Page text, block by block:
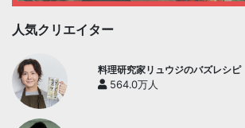
人気クリエイター
料理研究家リュウジのバズレシピ
564.0万人